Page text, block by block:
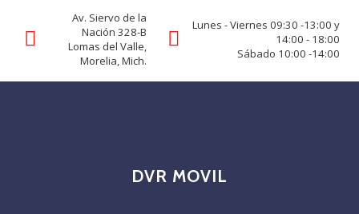
Av. Siervo de la
Nación 328-B
Lomas del Valle,
Morelia, Mich.
Lunes - Viernes 09:30 -13:00 y
14:00 - 18:00
Sábado 10:00 -14:00
DVR MOVIL